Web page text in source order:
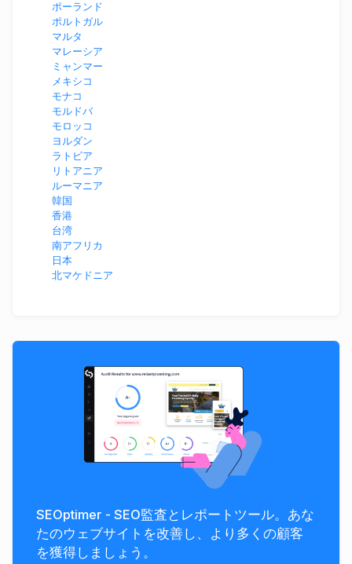
ポーランド
ポルトガル
マルタ
マレーシア
ミャンマー
メキシコ
モナコ
モルドバ
モロッコ
ヨルダン
ラトビア
リトアニア
ルーマニア
韓国
香港
台湾
南アフリカ
日本
北マケドニア
SEOptimer - SEO監査とレポートツール。あな
たのウェブサイトを改善し、より多くの顧客
を獲得しましょう。